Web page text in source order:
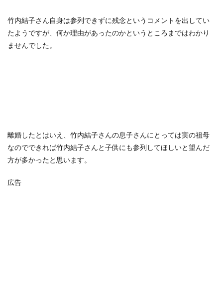
竹内結子さん自身は参列できずに残念というコメントを出してい
たようですが、何か理由があったのかというところまではわかり
ませんでした。
離婚したとはいえ、竹内結子さんの息子さんにとっては実の祖母
なのでできれば竹内結子さんと子供にも参列してほしいと望んだ
方が多かったと思います。
広告